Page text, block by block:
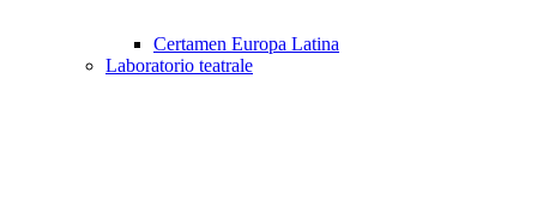
Certamen Europa Latina
Laboratorio teatrale